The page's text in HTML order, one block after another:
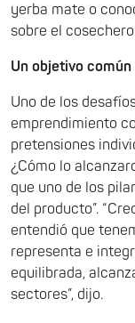
yerba mate o
sobre el
Un objetivo común
Uno de los
emprendimiento
pretensiones
¿Cómo lo
que uno de los
del producto”.
entendió que
representa e
equilibrada,
sectores”, dijo.